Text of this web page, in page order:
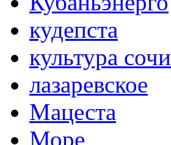
кудепста
культура сочи
лазаревское
Мацеста
Море